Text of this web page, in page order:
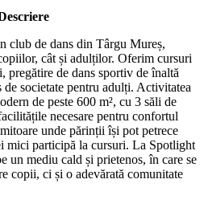
club de dans din Târgu Mureș,
cât și adulților. Oferim cursuri
pregătire de dans sportiv de înaltă
societate pentru adulți. Activitatea
de peste 600 m², cu 3 săli de
necesare pentru confortul
unde părinții își pot petrece
mici participă la cursuri. La Spotlight
un mediu cald și prietenos, în care se
copii, ci și o adevărată comunitate